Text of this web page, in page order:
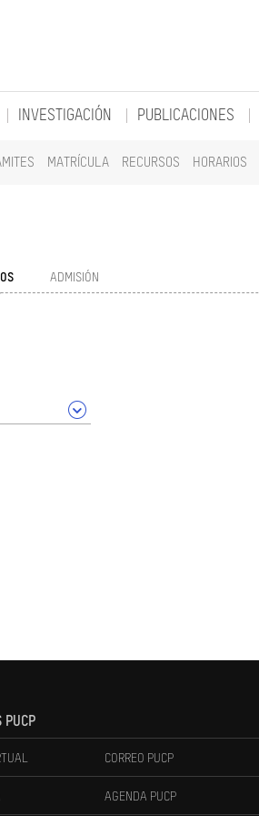
MATRÍCULA RECURSOS HORARIOS
INVESTIGACIÓN PUBLICACIONES
ADMISIÓN
PUCP
CORREO PUCP
AGENDA PUCP